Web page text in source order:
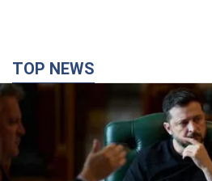
TOP NEWS